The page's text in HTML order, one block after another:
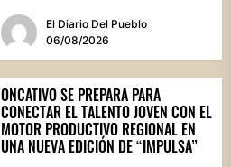
El Diario Del Pueblo
06/08/2026
ONCATIVO SE PREPARA PARA
CONECTAR EL TALENTO JOVEN CON EL
MOTOR PRODUCTIVO REGIONAL EN
UNA NUEVA EDICIÓN DE “IMPULSA”